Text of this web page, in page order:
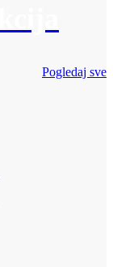
Pogledaj sve